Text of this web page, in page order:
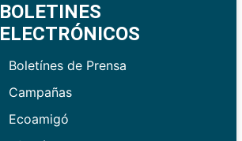
BOLETINES
ELECTRÓNICOS
Boletínes de Prensa
Campañas
Ecoamigó